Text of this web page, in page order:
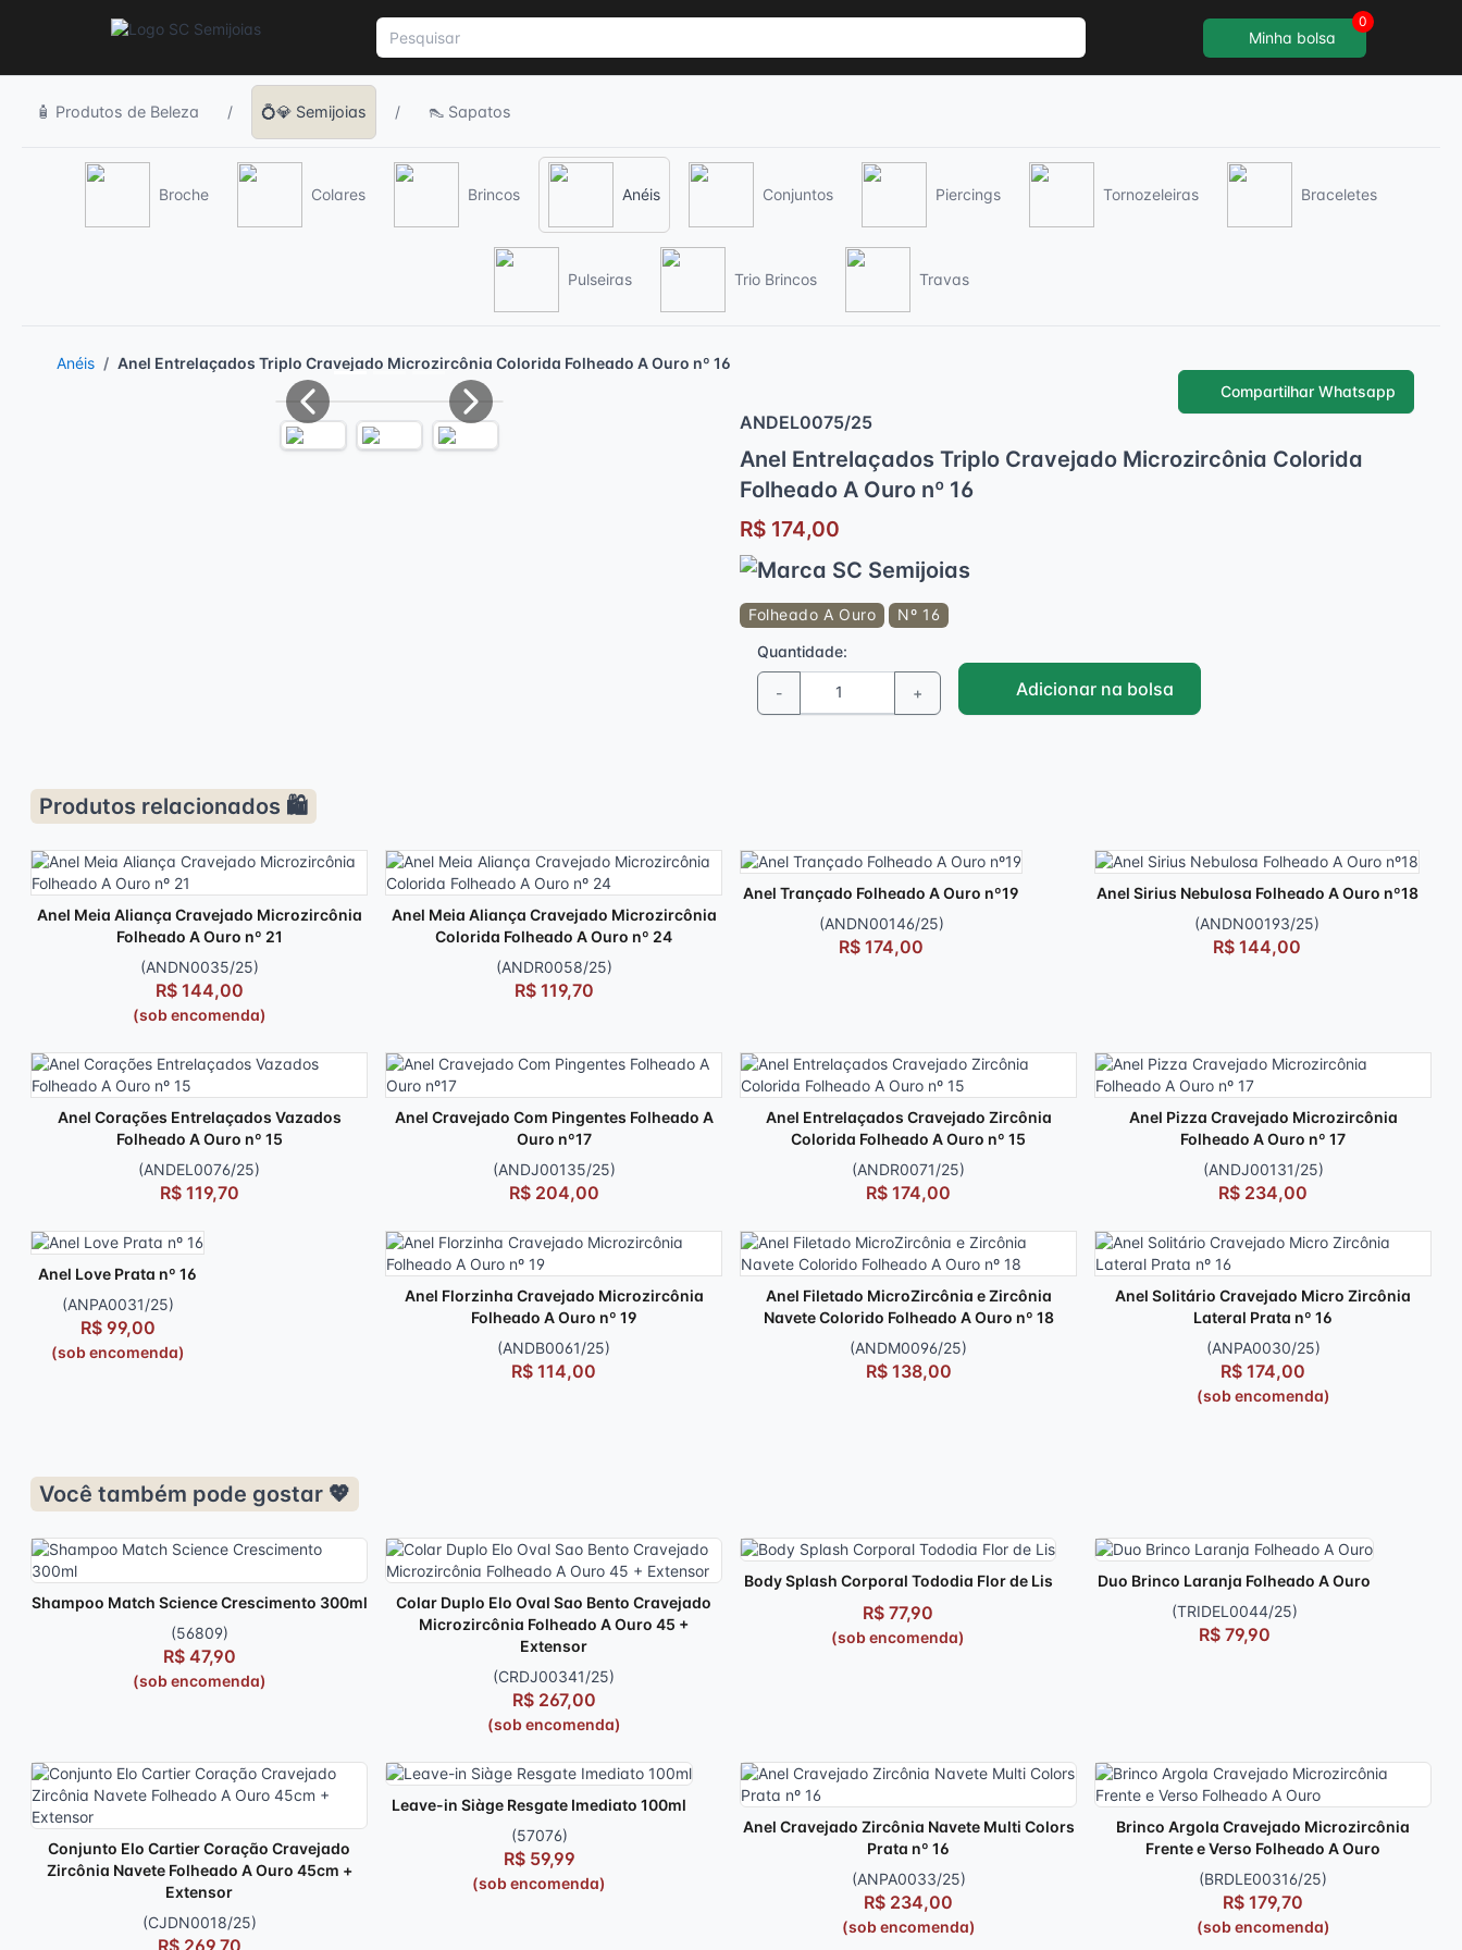
Minha bolsa
0
🧴 Produtos de Beleza / 💍💎 Semijoias / 👠 Sapatos
Broche Colares Brincos Anéis Conjuntos Piercings Tornozeleiras Braceletes
Pulseiras Trio Brincos Travas
Compartilhar Whatsapp
Anéis Anel Entrelaçados Triplo Cravejado Microzircônia Colorida Folheado A Ouro nº 16
Previous Next
ANDEL0075/25
Anel Entrelaçados Triplo Cravejado Microzircônia Colorida
Folheado A Ouro nº 16
R$ 174,00
Folheado A Ouro
Nº 16
Quantidade:
- + Adicionar na bolsa
Produtos relacionados 🛍️
Anel Meia Aliança Cravejado Microzircônia
Folheado A Ouro nº 21
(ANDN0035/25)
R$ 144,00
(sob encomenda)
Anel Meia Aliança Cravejado Microzircônia
Colorida Folheado A Ouro nº 24
(ANDR0058/25)
R$ 119,70
Anel Trançado Folheado A Ouro nº19
(ANDN00146/25)
R$ 174,00
Anel Sirius Nebulosa Folheado A Ouro nº18
(ANDN00193/25)
R$ 144,00
Anel Corações Entrelaçados Vazados
Folheado A Ouro nº 15
(ANDEL0076/25)
R$ 119,70
Anel Cravejado Com Pingentes Folheado A
Ouro nº17
(ANDJ00135/25)
R$ 204,00
Anel Entrelaçados Cravejado Zircônia
Colorida Folheado A Ouro nº 15
(ANDR0071/25)
R$ 174,00
Anel Pizza Cravejado Microzircônia
Folheado A Ouro nº 17
(ANDJ00131/25)
R$ 234,00
Anel Love Prata nº 16
(ANPA0031/25)
R$ 99,00
(sob encomenda)
Anel Florzinha Cravejado Microzircônia
Folheado A Ouro nº 19
(ANDB0061/25)
R$ 114,00
Anel Filetado MicroZircônia e Zircônia
Navete Colorido Folheado A Ouro nº 18
(ANDM0096/25)
R$ 138,00
Anel Solitário Cravejado Micro Zircônia
Lateral Prata nº 16
(ANPA0030/25)
R$ 174,00
(sob encomenda)
Você também pode gostar 💖
Shampoo Match Science Crescimento 300ml
(56809)
R$ 47,90
(sob encomenda)
Colar Duplo Elo Oval Sao Bento Cravejado
Microzircônia Folheado A Ouro 45 +
Extensor
(CRDJ00341/25)
R$ 267,00
(sob encomenda)
Body Splash Corporal Tododia Flor de Lis
R$ 77,90
(sob encomenda)
Duo Brinco Laranja Folheado A Ouro
(TRIDEL0044/25)
R$ 79,90
Conjunto Elo Cartier Coração Cravejado
Zircônia Navete Folheado A Ouro 45cm +
Extensor
(CJDN0018/25)
R$ 269,70
Leave-in Siàge Resgate Imediato 100ml
(57076)
R$ 59,99
(sob encomenda)
Anel Cravejado Zircônia Navete Multi Colors
Prata nº 16
(ANPA0033/25)
R$ 234,00
(sob encomenda)
Brinco Argola Cravejado Microzircônia
Frente e Verso Folheado A Ouro
(BRDLE00316/25)
R$ 179,70
(sob encomenda)